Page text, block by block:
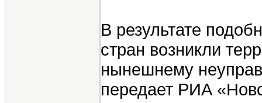
В результате
стран возникли
нынешнему
передает РИА